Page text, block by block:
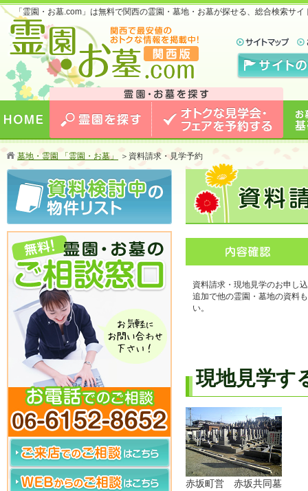
「霊園・お墓.com」は無料で関西の霊園・墓地・お墓が探せる、総合検索サ
お墓のことなら霊園・お墓.com 関西版 関西で
最安値のおトクな情報を掲載中！
する
墓地・霊園 「霊園・お墓」 ＞ 資料請求・見学予約
資料請求・現地見学のお申し
追加で他の霊園・墓地の資料
い。
現地見学す
赤坂町営 赤坂共同墓